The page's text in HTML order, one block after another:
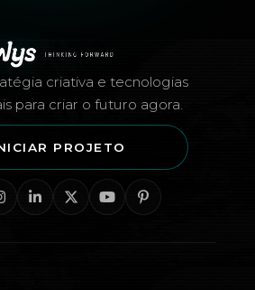
criativa e tecnologias
para criar o futuro agora.
PROJETO